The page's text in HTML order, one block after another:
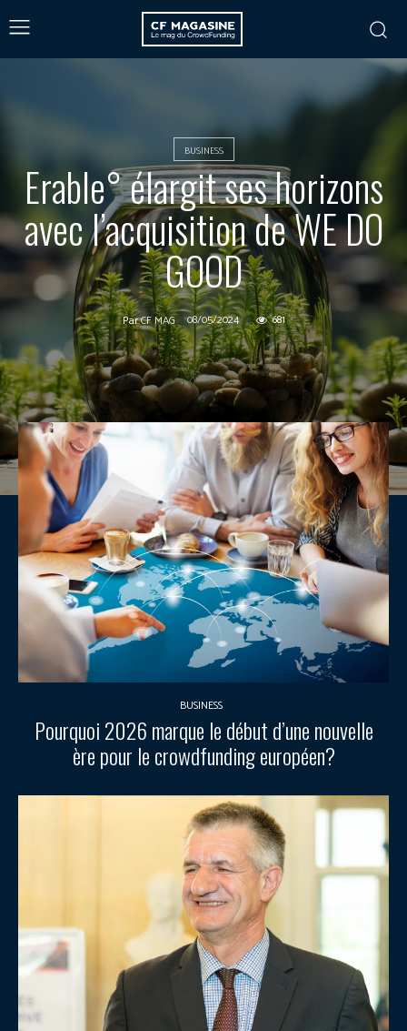
BUSINESS
Erable° élargit ses horizons
avec l’acquisition de WE DO
GOOD
ParCF MAG 08/05/2024 681
BUSINESS
Pourquoi 2026 marque le début d’une nouvelle
ère pour le crowdfunding européen?